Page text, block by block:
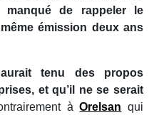
manqué de rappeler le
émission deux ans
tenu des propos
et qu’il ne se serait
àOrelsan qui